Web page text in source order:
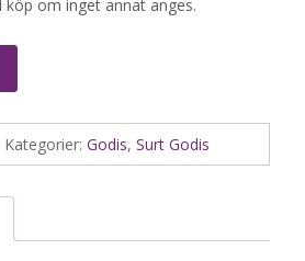
köp om inget annat anges.
Kategorier: Godis, Surt Godis